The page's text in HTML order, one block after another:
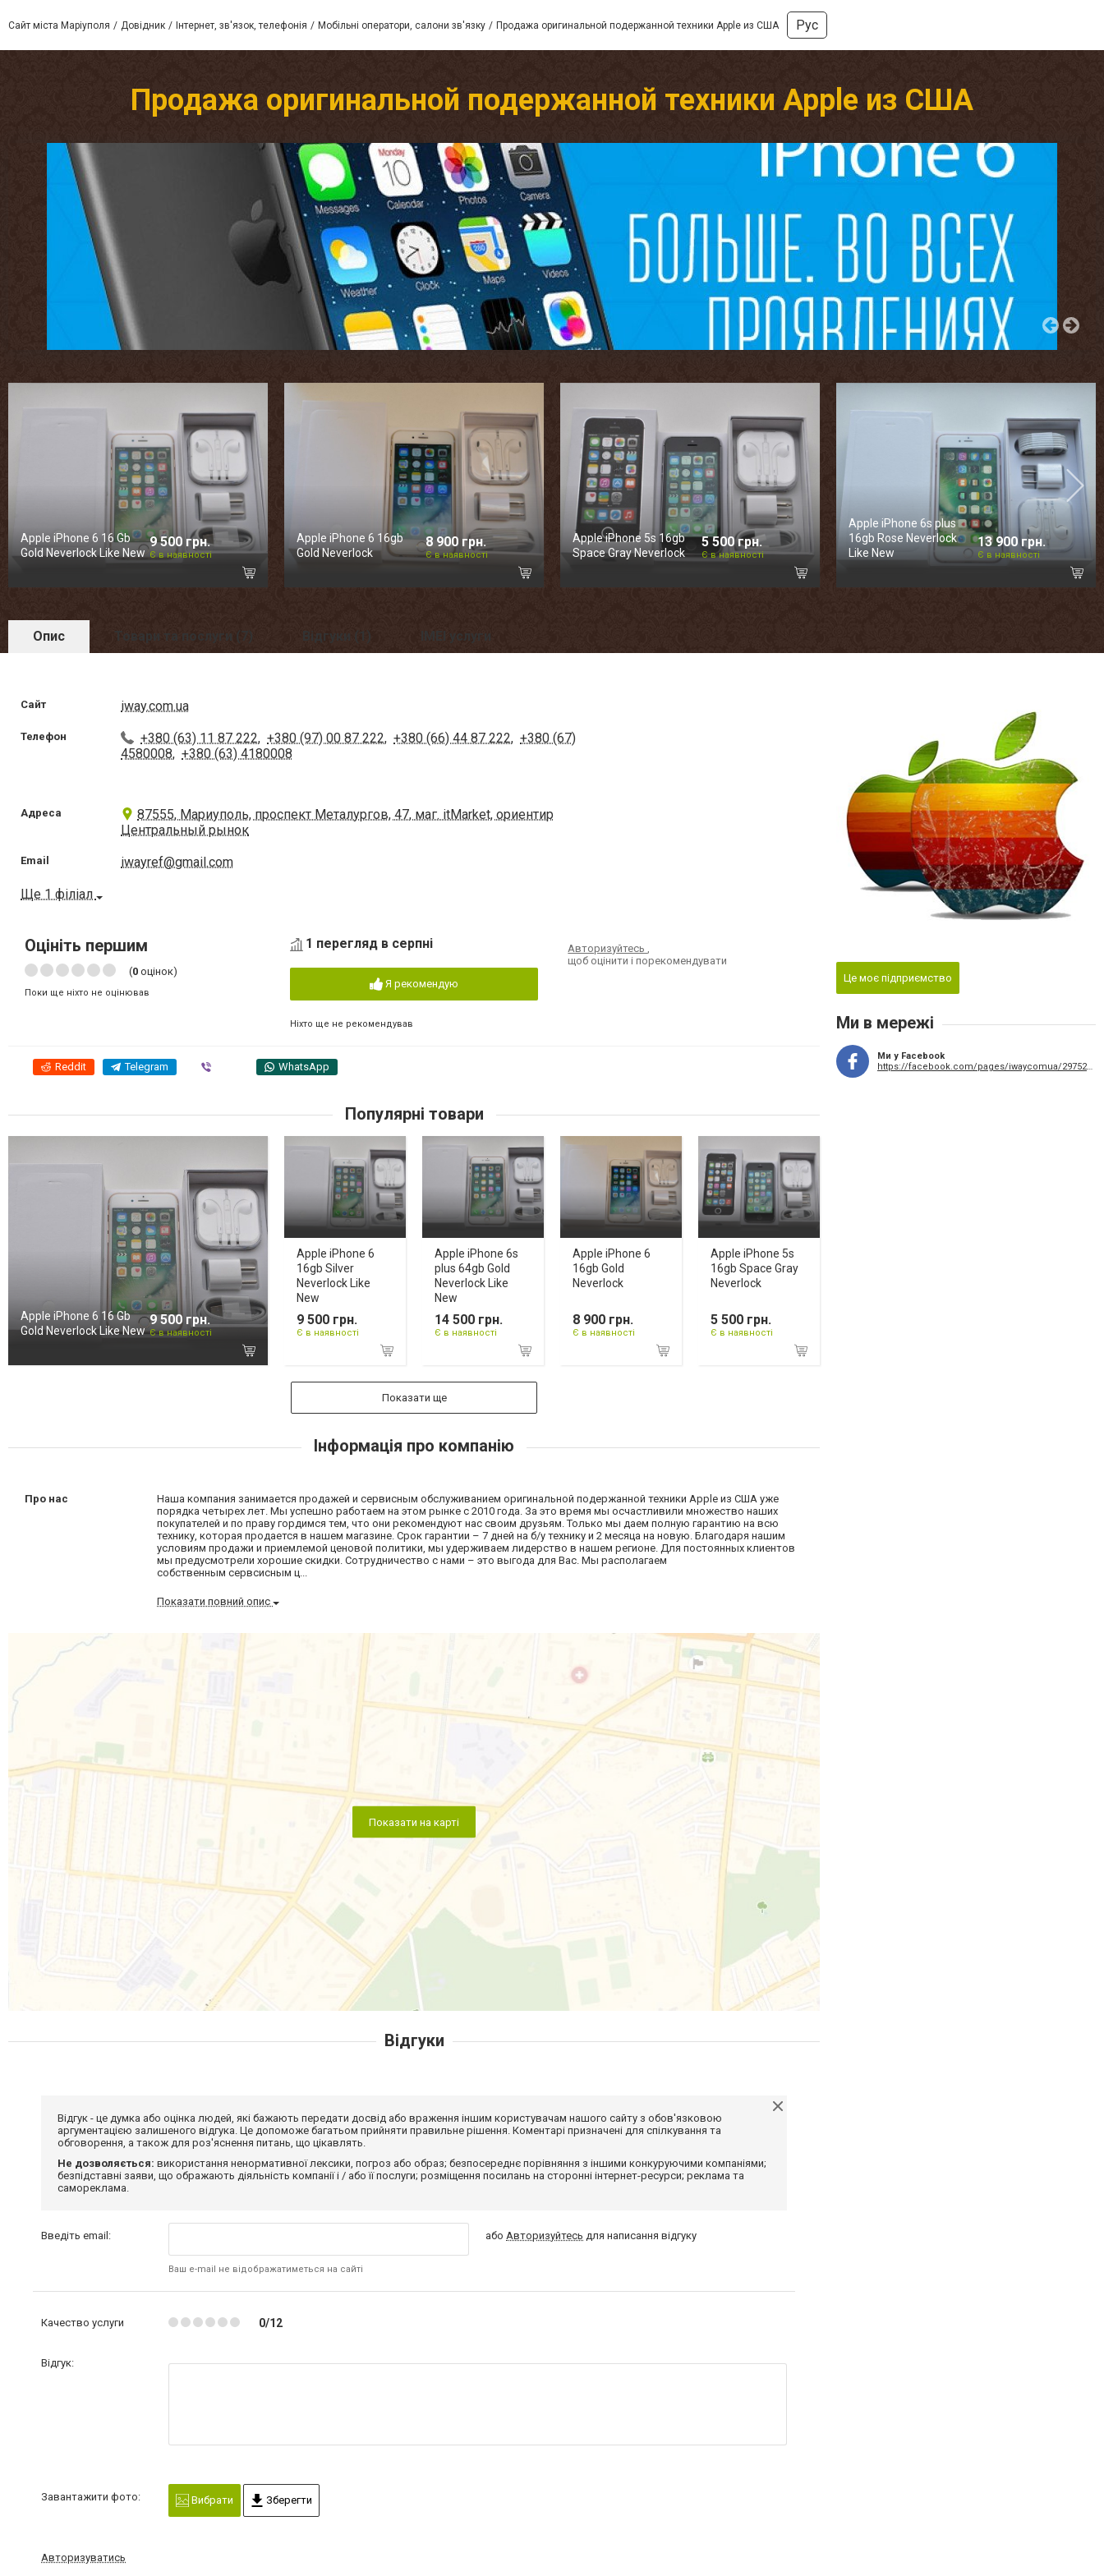
Сайт міста Маріуполя Довідник Інтернет, зв'язок, телефонія Мобільні оператори, салони зв'язку Продажа оригинальной подержанной техники Apple из США Рус
Продажа оригинальной подержанной техники Apple из США
Apple iPhone 6 16 Gb
Gold Neverlock Like New
9 500 грн.
Є в наявності
Apple iPhone 6 16gb
Gold Neverlock
8 900 грн.
Є в наявності
Apple iPhone 5s 16gb
Space Gray Neverlock
5 500 грн.
Є в наявності
Apple iPhone 6s plus
16gb Rose Neverlock
Like New
13 900 грн.
Є в наявності
Опис Товари та послуги (7) Відгуки (1) IMEI услуги
Сайт iway.com.ua
Телефон +380 (63) 11 87 222, +380 (97) 00 87 222, +380 (66) 44 87 222, +380 (67)
4580008, +380 (63) 4180008
Адреса
87555, Мариуполь, проспект Металургов, 47, маг. itMarket, ориентир
Центральный рынок
Email iwayref@gmail.com
Ще 1 філіал
Оцініть першим
(0 оцінок)
Поки ще ніхто не оцінював
1 перегляд в серпні
Я рекомендую
Ніхто ще не рекомендував
Авторизуйтесь
щоб оцінити і порекомендувати
Reddit Telegram WhatsApp
Популярні товари
Apple iPhone 6 16 Gb
Gold Neverlock Like New
9 500 грн.
Є в наявності
Apple iPhone 6
16gb Silver
Neverlock Like
New
9 500 грн.
Є в наявності
Apple iPhone 6s
plus 64gb Gold
Neverlock Like
New
14 500 грн.
Є в наявності
Apple iPhone 6
16gb Gold
Neverlock
8 900 грн.
Є в наявності
Apple iPhone 5s
16gb Space Gray
Neverlock
5 500 грн.
Є в наявності
Показати ще
Інформація про компанію
Про нас
Наша компания занимается продажей и сервисным обслуживанием оригинальной подержанной техники Apple из США уже
порядка четырех лет. Мы успешно работаем на этом рынке с 2010 года. За это время мы осчастливили множество наших
покупателей и по праву гордимся тем, что они рекомендуют нас своим друзьям. Только мы даем полную гарантию на всю
технику, которая продается в нашем магазине. Срок гарантии – 7 дней на б/у технику и 2 месяца на новую. Благодаря нашим
условиям продажи и приемлемой ценовой политики, мы удерживаем лидерство в нашем регионе. Для постоянных клиентов
мы предусмотрели хорошие скидки. Сотрудничество с нами – это выгода для Вас. Мы располагаем
собственным сервсисным ц...
Показати повний опис
Показати на карті
Це моє підприємство
Ми в мережі
Ми у Facebook
https://facebook.com/pages/iwaycomua/297529043789479?ref=hl
Відгуки
Відгук - це думка або оцінка людей, які бажають передати досвід або враження іншим користувачам нашого сайту з обов'язковою
аргументацією залишеного відгука. Це допоможе багатьом прийняти правильне рішення. Коментарі призначені для спілкування та
обговорення, а також для роз'яснення питань, що цікавлять.
Не дозволяється: використання ненормативної лексики, погроз або образ; безпосереднє порівняння з іншими конкуруючими компаніями;
безпідставні заяви, що ображають діяльність компанії і / або її послуги; розміщення посилань на сторонні інтернет-ресурси; реклама та
самореклама.
Введіть email:
Ваш e-mail не відображатиметься на сайті
або Авторизуйтесь для написання відгуку
Качество услуги 0/12
Відгук:
Завантажити фото: Вибрати Зберегти
Авторизуватись